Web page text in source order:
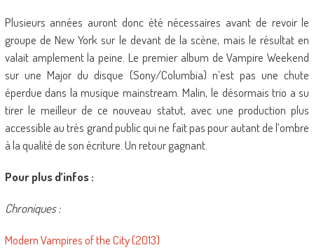
Plusieurs années auront donc été nécessaires avant de revoir le
groupe de New York sur le devant de la scène, mais le résultat en
valait amplement la peine. Le premier album de Vampire Weekend
sur une Major du disque (Sony/Columbia) n’est pas une chute
éperdue dans la musique mainstream. Malin, le désormais trio a su
tirer le meilleur de ce nouveau statut, avec une production plus
accessible au très grand public qui ne fait pas pour autant de l’ombre
à la qualité de son écriture. Un retour gagnant.
Pour plus d’infos :
Chroniques :
Modern Vampires of the City (2013)